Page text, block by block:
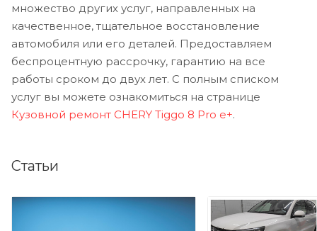
множество других услуг, направленных на
качественное, тщательное восстановление
автомобиля или его деталей. Предоставляем
беспроцентную рассрочку, гарантию на все
работы сроком до двух лет. С полным списком
услуг вы можете ознакомиться на странице
Кузовной ремонт CHERY Tiggo 8 Pro e+.
Статьи